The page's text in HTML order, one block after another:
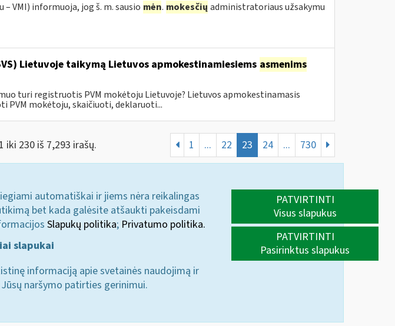
VMI) informuoja, jog š. m. sausio mėn. mokesčių administratoriaus užsakymu
Lietuvoje taikymą Lietuvos apmokestinamiesiems asmenims
turi registruotis PVM mokėtoju Lietuvoje? Lietuvos apmokestinamasis
PVM mokėtoju, skaičiuoti, deklaruoti...
iki 230 iš 7,293 irašų. 1 ... 22 23 24 ... 730
automatiškai ir jiems nėra reikalingas
bet kada galėsite atšaukti pakeisdami
Slapukų politika; Privatumo politika.
slapukai
informaciją apie svetainės naudojimą ir
naršymo patirties gerinimui.
PATVIRTINTI
Visus slapukus
PATVIRTINTI
Pasirinktus slapukus